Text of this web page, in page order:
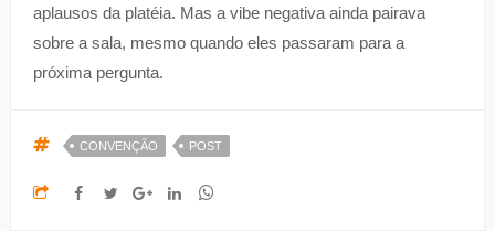
aplausos da platéia. Mas a vibe negativa ainda pairava
sobre a sala, mesmo quando eles passaram para a
próxima pergunta.
CONVENÇÃO POST